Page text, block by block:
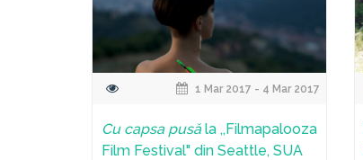
1 Mar 2017 - 4 Mar 2017
Cu capsa pusăla ,,Filmapalooza
Film Festival" din Seattle, SUA